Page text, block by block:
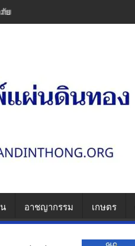
ป้องกันซ้ำรอยความสูญเสียหมู่
อาชญากรรม เกษตร